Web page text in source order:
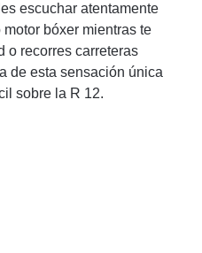
escuchar atentamente
bóxer mientras te
o recorres carreteras
de esta sensación única
sobre la R 12.